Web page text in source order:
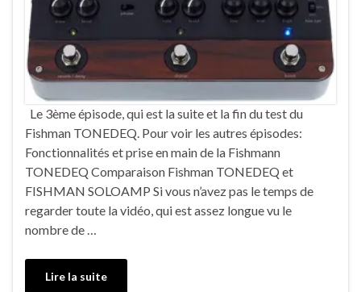
Le 3ème épisode, qui est la suite et la fin du test du
Fishman TONEDEQ. Pour voir les autres épisodes:
Fonctionnalités et prise en main de la Fishmann
TONEDEQ Comparaison Fishman TONEDEQ et
FISHMAN SOLOAMP Si vous n’avez pas le temps de
regarder toute la vidéo, qui est assez longue vu le
nombre de …
Lire la suite